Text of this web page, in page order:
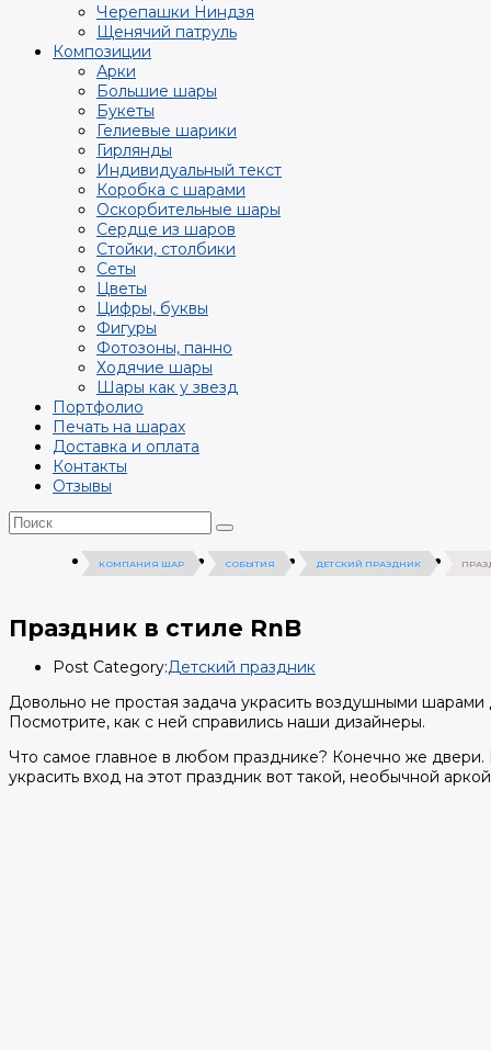
Черепашки Ниндзя
Щенячий патруль
Композиции
Арки
Большие шары
Букеты
Гелиевые шарики
Гирлянды
Индивидуальный текст
Коробка с шарами
Оскорбительные шары
Сердце из шаров
Стойки, столбики
Сеты
Цветы
Цифры, буквы
Фигуры
Фотозоны, панно
Ходячие шары
Шары как у звезд
Портфолио
Печать на шарах
Доставка и оплата
Контакты
Отзывы
КОМПАНИЯ ШАР СОБЫТИЯ ДЕТСКИЙ ПРАЗДНИК
Праздник в стиле RnB
Post Category:Детский праздник
Довольно не простая задача украсить воздушными шарами
Посмотрите, как с ней справились наши дизайнеры.
Что самое главное в любом празднике? Конечно же
украсить вход на этот праздник вот такой, необычной